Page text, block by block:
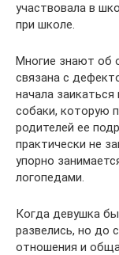
участвовала в
при школе.
Многие знают об
связана с
начала
собаки, которую
родителей ее
практически не
упорно
логопедами.
Когда девушка
развелись, но до
отношения и